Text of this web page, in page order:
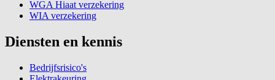
WGA Hiaat verzekering
WIA verzekering
Diensten en kennis
Bedrijfsrisico's